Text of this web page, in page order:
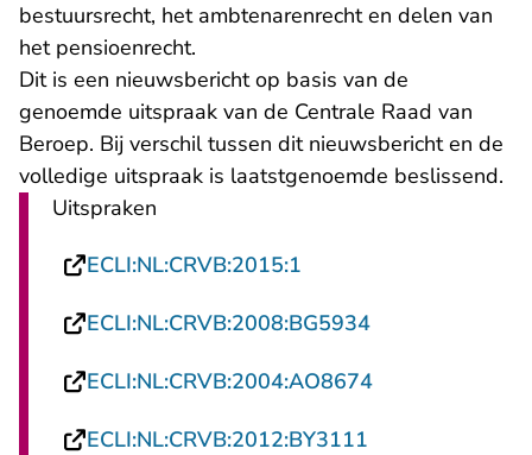
bestuursrecht, het ambtenarenrecht en delen van
het pensioenrecht.
Dit is een nieuwsbericht op basis van de
genoemde uitspraak van de Centrale Raad van
Beroep. Bij verschil tussen dit nieuwsbericht en de
volledige uitspraak is laatstgenoemde beslissend.
Uitspraken
ECLI:NL:CRVB:2015:1
ECLI:NL:CRVB:2008:BG5934- U verlaat
ECLI:NL:CRVB:2004:AO8674- U verlaat
ECLI:NL:CRVB:2012:BY3111